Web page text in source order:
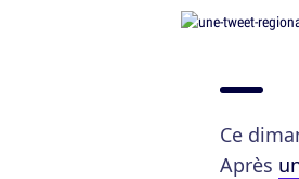
Ce
Après